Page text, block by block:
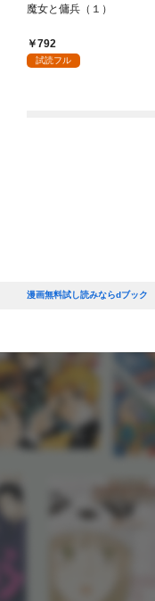
魔女と傭兵（１）
792
試読フル
漫画無料試し読みならdブック